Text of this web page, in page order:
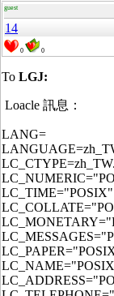
guest
14
0 0
To LGJ:
Loacle 訊息：
LANG=
LC_TIME="POSIX"